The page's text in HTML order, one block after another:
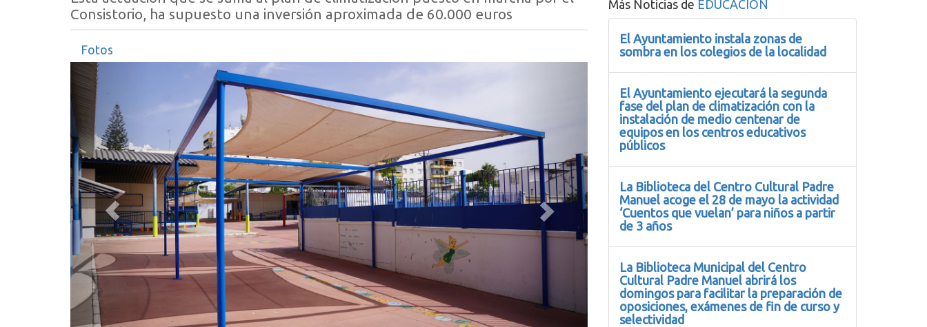
Consistorio, ha supuesto una inversión aproximada de 60.000 euros
Fotos
Anterior Siguiente
Más Noticias de EDUCACIÓN
El Ayuntamiento instala zonas de
sombra en los colegios de la localidad
El Ayuntamiento ejecutará la segunda
fase del plan de climatización con la
instalación de medio centenar de
equipos en los centros educativos
públicos
La Biblioteca del Centro Cultural Padre
Manuel acoge el 28 de mayo la actividad
‘Cuentos que vuelan’ para niños a partir
de 3 años
La Biblioteca Municipal del Centro
Cultural Padre Manuel abrirá los
domingos para facilitar la preparación de
oposiciones, exámenes de fin de curso y
selectividad